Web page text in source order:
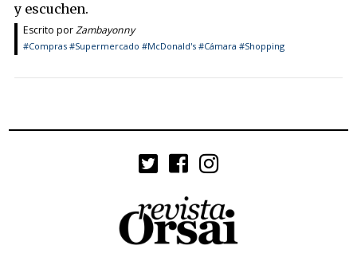
y escuchen.
Escrito porZambayonny
#Compras #Supermercado #McDonald's #Cámara #Shopping